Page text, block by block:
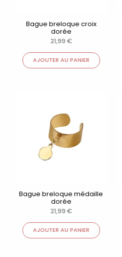
Bague breloque croix
dorée
21,99 €
AJOUTER AU PANIER
Bague breloque médaille
dorée
21,99 €
AJOUTER AU PANIER